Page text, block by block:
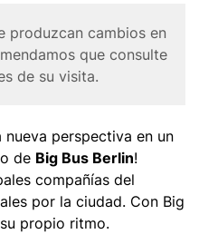
produzcan cambios en
que consulte
de su visita.
perspectiva en un
de Big Bus Berlin!
compañías del
por la ciudad. Con Big
propio ritmo.